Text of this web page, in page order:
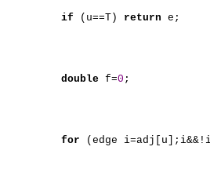
if (u==T) return e;
double f=0 ;
for (edge